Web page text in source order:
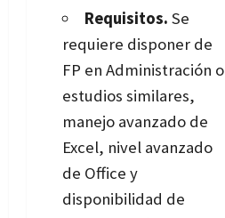
Requisitos. Se
requiere disponer de
FP en Administración o
estudios similares,
manejo avanzado de
Excel, nivel avanzado
de Office y
disponibilidad de